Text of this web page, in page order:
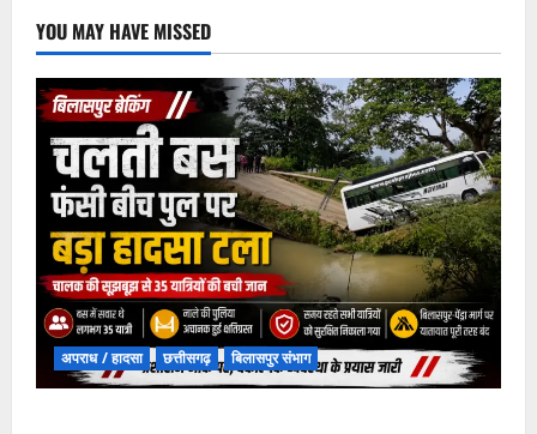
YOU MAY HAVE MISSED
अपराध / हादसा छत्तीसगढ़ बिलासपुर संभाग